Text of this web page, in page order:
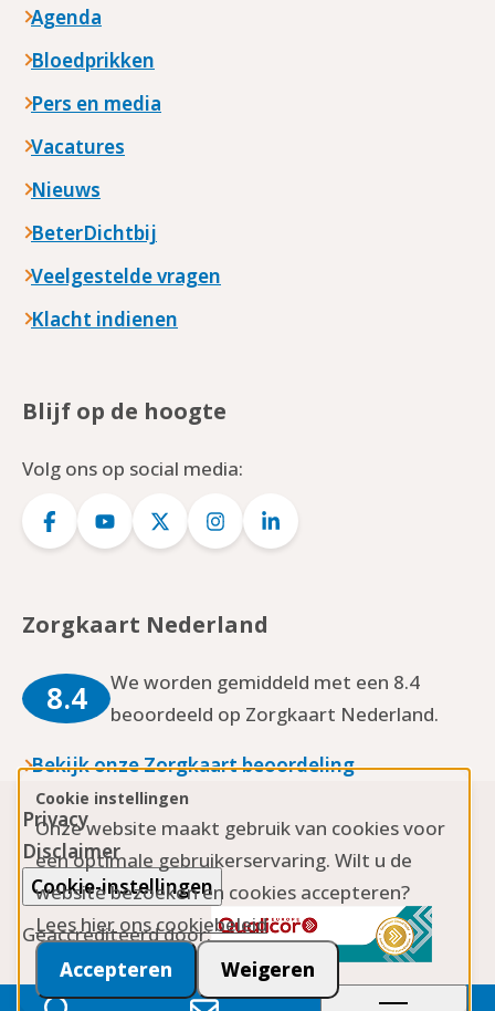
Cookie instellingen
Onze website maakt gebruik van cookies voor
een optimale gebruikerservaring. Wilt u de
website bezoeken en cookies accepteren?
Lees hier ons cookiebeleid
Accepteren
Weigeren
Agenda
Bloedprikken
Pers en media
Vacatures
Nieuws
BeterDichtbij
Veelgestelde vragen
Klacht indienen
Blijf op de hoogte
Volg ons op social media:
Logo
Logo
Logo
Logo
Logo
Zorgkaart Nederland
8.4
We worden gemiddeld met een 8.4
beoordeeld op Zorgkaart Nederland.
Bekijk onze Zorgkaart beoordeling
Privacy
Disclaimer
Cookie-instellingen
Geaccrediteerd door: